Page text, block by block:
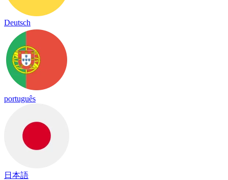
Deutsch
português
日本語